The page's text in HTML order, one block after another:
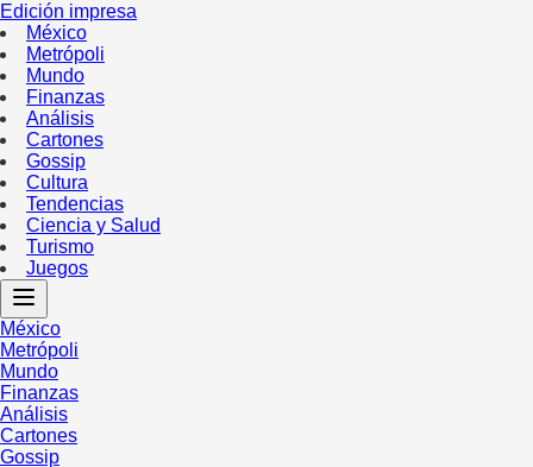
Edición impresa
México
Metrópoli
Mundo
Finanzas
Análisis
Cartones
Gossip
Cultura
Tendencias
Ciencia y Salud
Turismo
Juegos
México
Metrópoli
Mundo
Finanzas
Análisis
Cartones
Gossip